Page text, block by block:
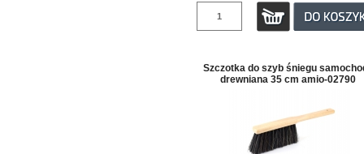
Szczotka do szyb śniegu
drewniana 35 cm amio-02790